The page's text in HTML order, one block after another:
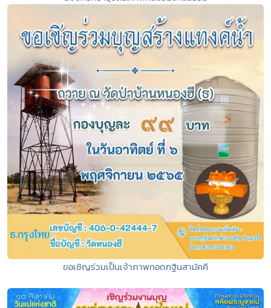
ขอเชิญร่วมเป็นเจ้าภาพทอดกฐินสามัคคี